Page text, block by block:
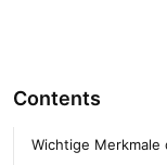
Contents
Wichtige